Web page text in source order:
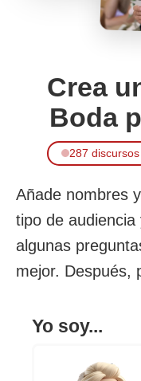
Crea
Boda
287
Añade nombres
tipo de
algunas
mejor. Después,
Yo soy...